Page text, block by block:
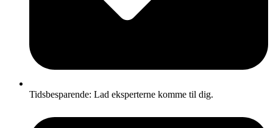
Tidsbesparende: Lad eksperterne komme til dig.